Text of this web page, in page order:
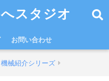
スタジオ
お問い合わせ
機械紹介シリーズ